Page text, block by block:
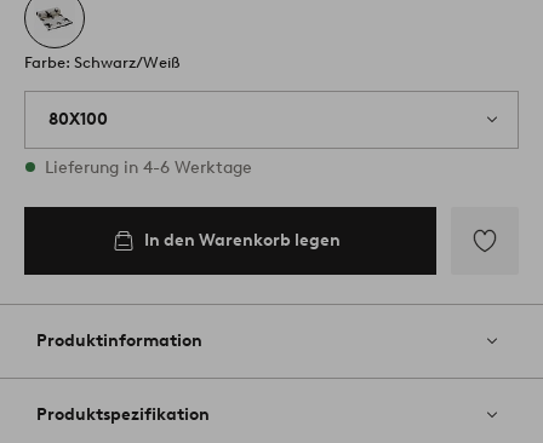
Farbe: Schwarz/Weiß
80X100
Vorrätig
Lieferung in 4-6 Werktage
In den Warenkorb legen
Favoriten
Produktinformation
Produktspezifikation